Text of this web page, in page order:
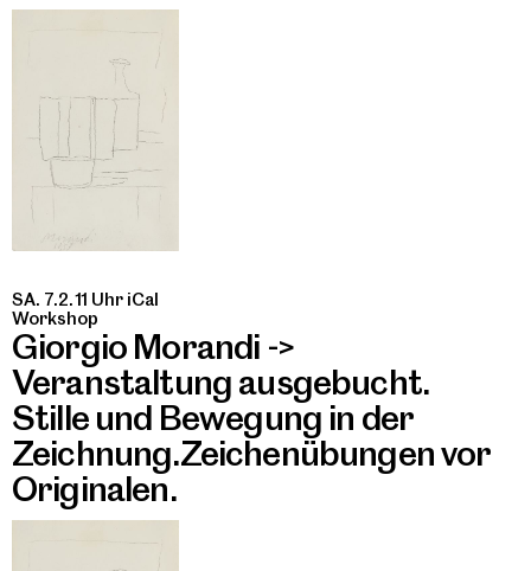
SA. 7.2. 11 Uhr iCal
Workshop
Giorgio Morandi ->
Veranstaltung ausgebucht.
Stille und Bewegung in der
Zeichnung.Zeichenübungen vor
Originalen.